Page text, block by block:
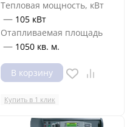
Тепловая мощность, кВт
— 105 кВт
Отапливаемая площадь
— 1050 кв. м.
В корзину
Купить в 1 клик